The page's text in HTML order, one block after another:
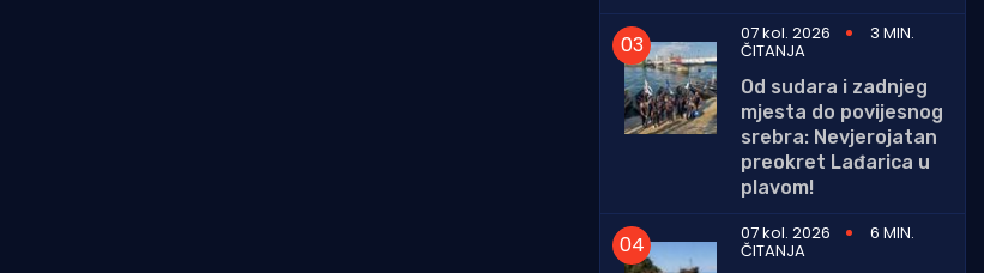
07 kol. 2026
3 MIN.
ČITANJA
Od sudara i zadnjeg
mjesta do povijesnog
srebra: Nevjerojatan
preokret Lađarica u
plavom!
07 kol. 2026
6 MIN.
ČITANJA